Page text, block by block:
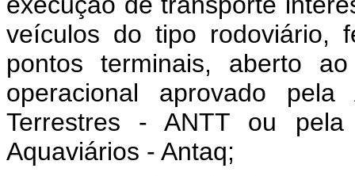
veículos do tipo rodoviário,
pontos terminais, aberto
operacional aprovado
Terrestres - ANTT ou pela
Aquaviários - Antaq;